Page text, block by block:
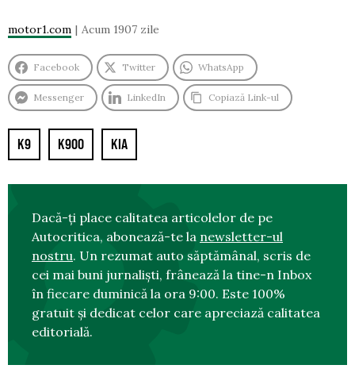
motor1.com Acum 1907 zile
Facebook Twitter WhatsApp
Messenger LinkedIn Copiază Link-ul
K9 K900 KIA
Dacă-ți place calitatea articolelor de pe
Autocritica, abonează-te la newsletter-ul
nostru. Un rezumat auto săptămânal, scris de
cei mai buni jurnaliști, frânează la tine-n Inbox
în fiecare duminică la ora 9:00. Este 100%
gratuit și dedicat celor care apreciază calitatea
editorială.